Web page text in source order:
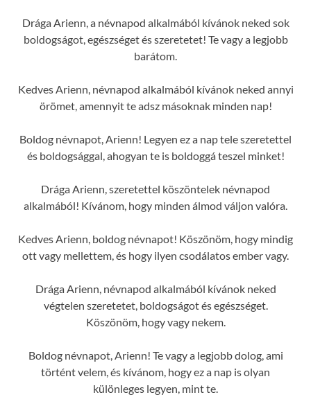
Drága Arienn, a névnapod alkalmából kívánok neked sok
boldogságot, egészséget és szeretetet! Te vagy a legjobb
barátom.
Kedves Arienn, névnapod alkalmából kívánok neked annyi
örömet, amennyit te adsz másoknak minden nap!
Boldog névnapot, Arienn! Legyen ez a nap tele szeretettel
és boldogsággal, ahogyan te is boldoggá teszel minket!
Drága Arienn, szeretettel köszöntelek névnapod
alkalmából! Kívánom, hogy minden álmod váljon valóra.
Kedves Arienn, boldog névnapot! Köszönöm, hogy mindig
ott vagy mellettem, és hogy ilyen csodálatos ember vagy.
Drága Arienn, névnapod alkalmából kívánok neked
végtelen szeretetet, boldogságot és egészséget.
Köszönöm, hogy vagy nekem.
Boldog névnapot, Arienn! Te vagy a legjobb dolog, ami
történt velem, és kívánom, hogy ez a nap is olyan
különleges legyen, mint te.